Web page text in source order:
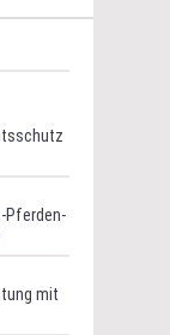
Pferden-
mit